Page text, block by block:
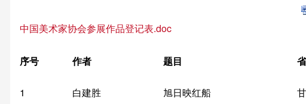
中国美术家协会参展作品登记表.doc
序号 作者 题目
1 白建胜 旭日映红船